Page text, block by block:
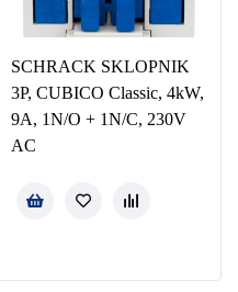
SCHRACK SKLOPNIK
3P, CUBICO Classic, 4kW,
9A, 1N/O + 1N/C, 230V
AC